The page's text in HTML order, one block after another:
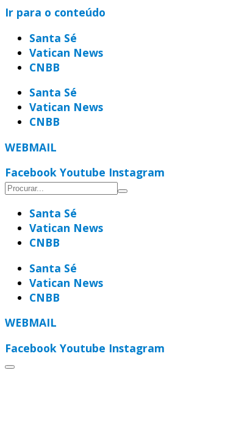
Ir para o conteúdo
Santa Sé
Vatican News
CNBB
Santa Sé
Vatican News
CNBB
WEBMAIL
Facebook Youtube Instagram
Santa Sé
Vatican News
CNBB
Santa Sé
Vatican News
CNBB
WEBMAIL
Facebook Youtube Instagram